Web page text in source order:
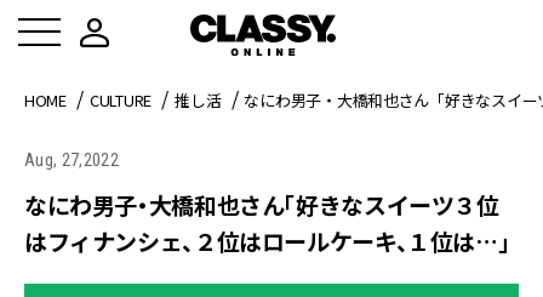
HOME CULTURE 推し活 なにわ男子・大橋和也さん「好きなスイ
Aug, 27,2022
なにわ男子・大橋和也さん「好きなスイーツ３位
はフィナンシェ、２位はロールケーキ、１位は…」